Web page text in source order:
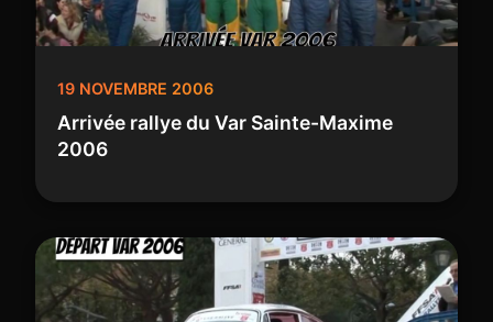
19 NOVEMBRE 2006
Arrivée rallye du Var Sainte-Maxime
2006